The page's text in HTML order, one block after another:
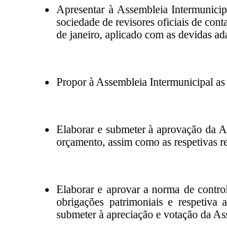
Apresentar à Assembleia
sociedade de revisores oficiais de
de janeiro, aplicado com as devidas
Propor à Assembleia Intermunicipal
Elaborar e submeter à aprovação da
orçamento, assim como as respetivas
Elaborar e aprovar a norma de
obrigações patrimoniais e respetiva
submeter à apreciação e votação da